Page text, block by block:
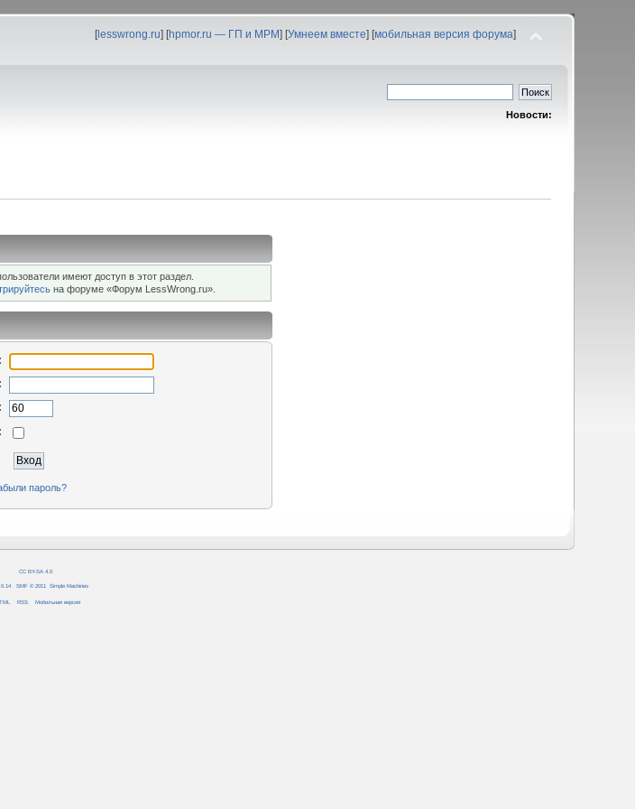
[lesswrong.ru] [hpmor.ru — ГП и МРМ] [Умнеем вместе] [мобильная версия форума]
Новости:
имеют доступ в этот раздел.
на форуме «Форум LessWrong.ru».
пароль?
CC BY-SA 4.0
SMF © 2011 Simple Machines
RSS Мобильная версия